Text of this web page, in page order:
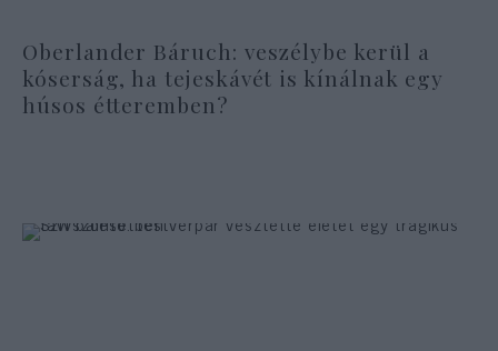
Oberlander Báruch: veszélybe kerül a
kóserság, ha tejeskávét is kínálnak egy
húsos étteremben?